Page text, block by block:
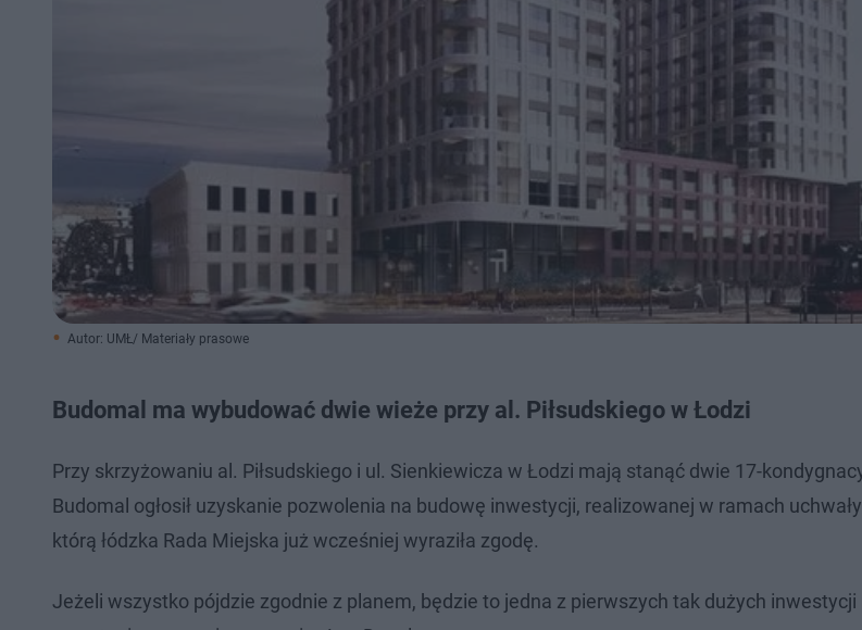
Autor: UMŁ/ Materiały prasowe
Budomal ma wybudować dwie wieże przy al. Piłsudskiego w Łodzi
Przy skrzyżowaniu al. Piłsudskiego i ul. Sienkiewicza w Łodzi mają stanąć dwie 17-
Budomal ogłosił uzyskanie pozwolenia na budowę inwestycji, realizowanej w ramach
którą łódzka Rada Miejska już wcześniej wyraziła zgodę.
Jeżeli wszystko pójdzie zgodnie z planem, będzie to jedna z pierwszych tak dużych inwestycji